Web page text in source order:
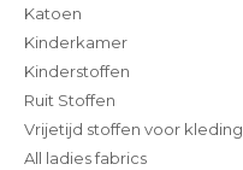
Katoen
Kinderkamer
Kinderstoffen
Ruit Stoffen
Vrijetijd stoffen voor kleding
All ladies fabrics